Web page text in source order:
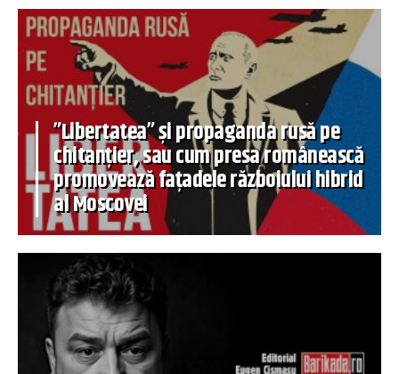
”Libertatea” și propaganda rusă pe
chitanțier, sau cum presa românească
promovează fațadele războiului hibrid
al Moscovei